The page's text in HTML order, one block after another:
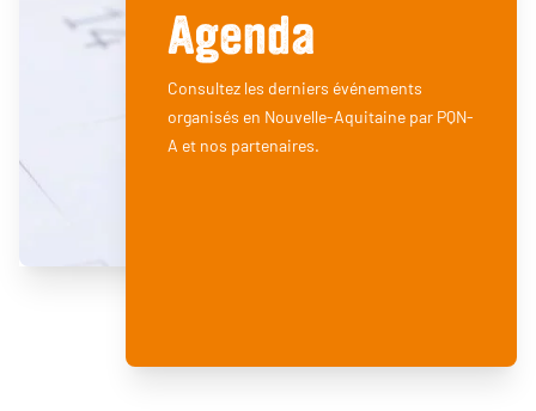
Agenda
Consultez les derniers événements
organisés en Nouvelle-Aquitaine par PQN-
A et nos partenaires.